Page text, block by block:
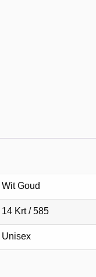
Wit Goud
14 Krt / 585
Unisex